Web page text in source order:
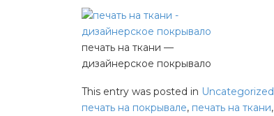
печать на ткани —
дизайнерское покрывало
This entry was posted in Uncategorized
печать на покрывале, печать на ткани,